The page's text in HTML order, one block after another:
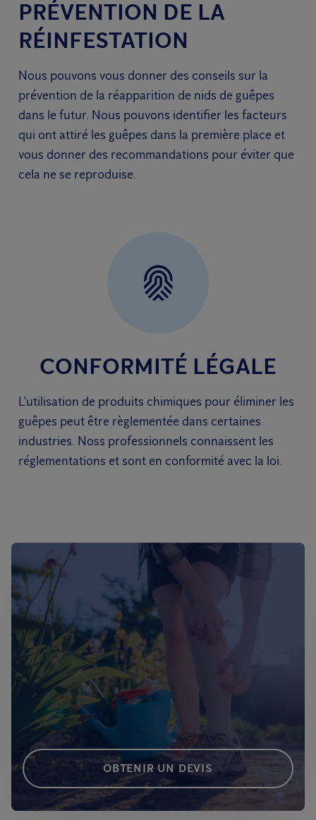
PRÉVENTION DE LA
RÉINFESTATION
Nous pouvons vous donner des conseils sur la
prévention de la réapparition de nids de guêpes
dans le futur. Nous pouvons identifier les facteurs
qui ont attiré les guêpes dans la première place et
vous donner des recommandations pour éviter que
cela ne se reproduise.
CONFORMITÉ LÉGALE
L'utilisation de produits chimiques pour éliminer les
guêpes peut être règlementée dans certaines
industries. Noss professionnels connaissent les
réglementations et sont en conformité avec la loi.
OBTENIR UN DEVIS